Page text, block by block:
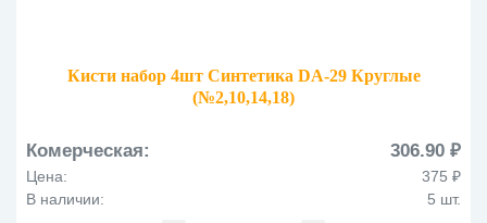
Кисти набор 4шт Синтетика DA-29 Круглые
(№2,10,14,18)
Комерческая: 306.90 ₽
Цена:
375 ₽
В наличии:
5 шт.